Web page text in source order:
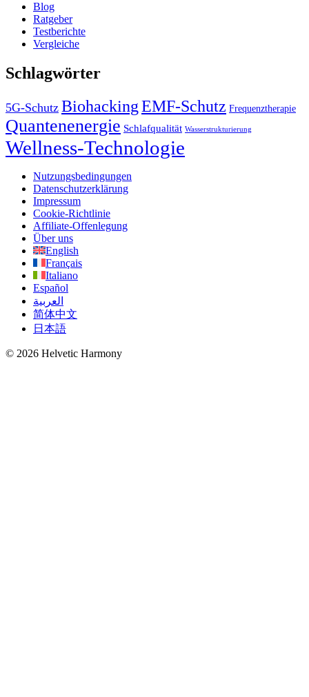
Blog
Ratgeber
Testberichte
Vergleiche
Schlagwörter
5G-Schutz BiohackingEMF-Schutz Frequenztherapie
Quantenenergie Schlafqualität Wasserstrukturierung
Wellness-Technologie
Nutzungsbedingungen
Datenschutzerklärung
Impressum
Cookie-Richtlinie
Affiliate-Offenlegung
Über uns
English
Français
Italiano
Español
العربية
简体中文
日本語
© 2026 Helvetic Harmony